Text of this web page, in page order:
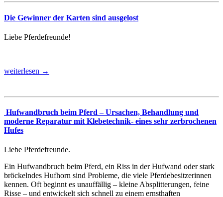
Die Gewinner der Karten sind ausgelost
Liebe Pferdefreunde!
weiterlesen →
Hufwandbruch beim Pferd – Ursachen, Behandlung und
moderne Reparatur mit Klebetechnik- eines sehr zerbrochenen
Hufes
Liebe Pferdefreunde.
Ein Hufwandbruch beim Pferd, ein Riss in der Hufwand oder stark
bröckelndes Hufhorn sind Probleme, die viele Pferdebesitzerinnen
kennen. Oft beginnt es unauffällig – kleine Absplitterungen, feine
Risse – und entwickelt sich schnell zu einem ernsthaften